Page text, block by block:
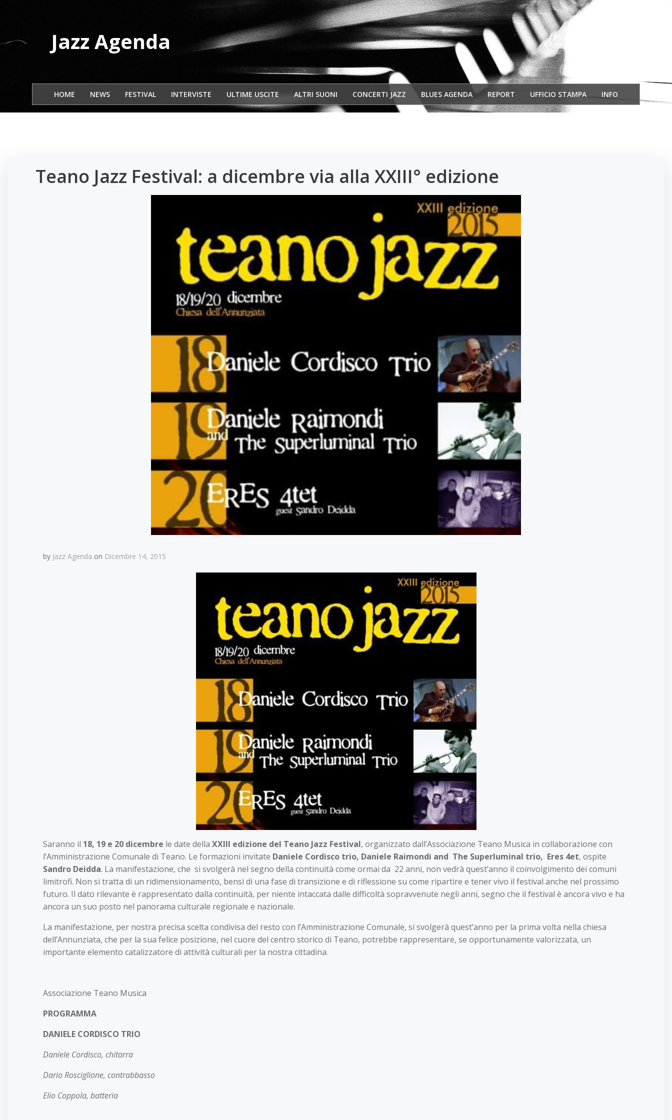
Jazz Agenda
HOME NEWS FESTIVAL INTERVISTE ULTIME USCITE ALTRI SUONI CONCERTI JAZZ BLUES AGENDA REPORT UFFICIO STAMPA INFO
Teano Jazz Festival: a dicembre via alla XXIII° edizione
by Jazz Agenda on Dicembre 14, 2015
Saranno il 18, 19 e 20 dicembre le date della XXIII edizione del Teano Jazz Festival, organizzato dall’Associazione Teano Musica in collaborazione con
l’Amministrazione Comunale di Teano. Le formazioni invitate Daniele Cordisco trio, Daniele Raimondi and The Superluminal trio, Eres 4et, ospite
Sandro Deidda. La manifestazione, che si svolgerà nel segno della continuità come ormai da 22 anni, non vedrà quest’anno il coinvolgimento dei comuni
limitrofi. Non si tratta di un ridimensionamento, bensì di una fase di transizione e di riflessione su come ripartire e tener vivo il festival anche nel prossimo
futuro. Il dato rilevante è rappresentato dalla continuità, per niente intaccata dalle difficoltà sopravvenute negli anni, segno che il festival è ancora vivo e ha
ancora un suo posto nel panorama culturale regionale e nazionale.
La manifestazione, per nostra precisa scelta condivisa del resto con l’Amministrazione Comunale, si svolgerà quest’anno per la prima volta nella chiesa
dell’Annunziata, che per la sua felice posizione, nel cuore del centro storico di Teano, potrebbe rappresentare, se opportunamente valorizzata, un
importante elemento catalizzatore di attività culturali per la nostra cittadina.
Associazione Teano Musica
PROGRAMMA
DANIELE CORDISCO TRIO
Daniele Cordisco, chitarra
Dario Rosciglione, contrabbasso
Elio Coppola, batteria